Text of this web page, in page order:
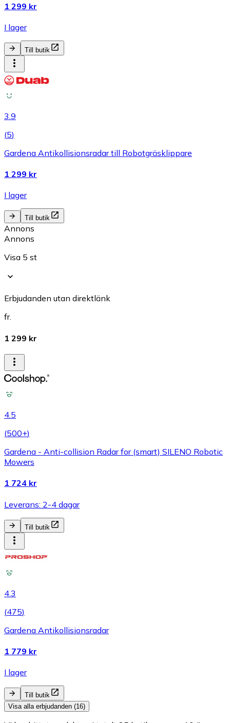
1 299 kr
I lager
Till butik
3.9
(5)
Gardena Antikollisionsradar till Robotgräsklippare
1 299 kr
I lager
Till butik
Annons
Annons
Visa 5 st
Erbjudanden utan direktlänk
fr.
1 299 kr
4.5
(500+)
Gardena - Anti-collision Radar for (smart) SILENO Robotic
Mowers
1 724 kr
Leverans: 2-4 dagar
Till butik
4.3
(475)
Gardena Antikollisionsradar
1 779 kr
I lager
Till butik
Visa alla erbjudanden (16)